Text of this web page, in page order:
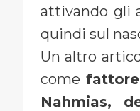
attivando gli
quindi sul
Un altro
come
Nahmias,